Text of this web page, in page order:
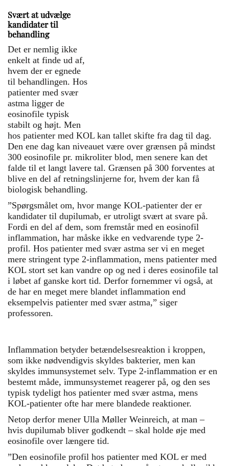
Svært at udvælge
kandidater til
behandling
Det er nemlig ikke
enkelt at finde ud af,
hvem der er egnede
til behandlingen. Hos
patienter med svær
astma ligger de
eosinofile typisk
stabilt og højt. Men
hos patienter med KOL kan tallet skifte fra dag til dag.
Den ene dag kan niveauet være over grænsen på mindst
300 eosinofile pr. mikroliter blod, men senere kan det
falde til et langt lavere tal. Grænsen på 300 forventes at
blive en del af retningslinjerne for, hvem der kan få
biologisk behandling.
”Spørgsmålet om, hvor mange KOL-patienter der er
kandidater til dupilumab, er utroligt svært at svare på.
Fordi en del af dem, som fremstår med en eosinofil
inflammation, har måske ikke en vedvarende type 2-
profil. Hos patienter med svær astma ser vi en meget
mere stringent type 2-inflammation, mens patienter med
KOL stort set kan vandre op og ned i deres eosinofile tal
i løbet af ganske kort tid. Derfor fornemmer vi også, at
de har en meget mere blandet inflammation end
eksempelvis patienter med svær astma,” siger
professoren.
Inflammation betyder betændelsesreaktion i kroppen,
som ikke nødvendigvis skyldes bakterier, men kan
skyldes immunsystemet selv. Type 2-inflammation er en
bestemt måde, immunsystemet reagerer på, og den ses
typisk tydeligt hos patienter med svær astma, mens
KOL-patienter ofte har mere blandede reaktioner.
Netop derfor mener Ulla Møller Weinreich, at man –
hvis dupilumab bliver godkendt – skal holde øje med
eosinofile over længere tid.
”Den eosinofile profil hos patienter med KOL er med